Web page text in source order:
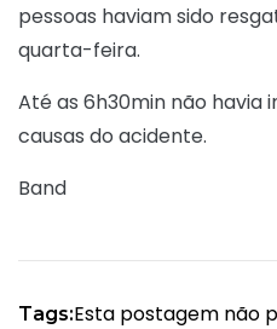
pessoas haviam sido
quarta-feira.
Até as 6h30min não havia
causas do acidente.
Band
Tags:Esta postagem não